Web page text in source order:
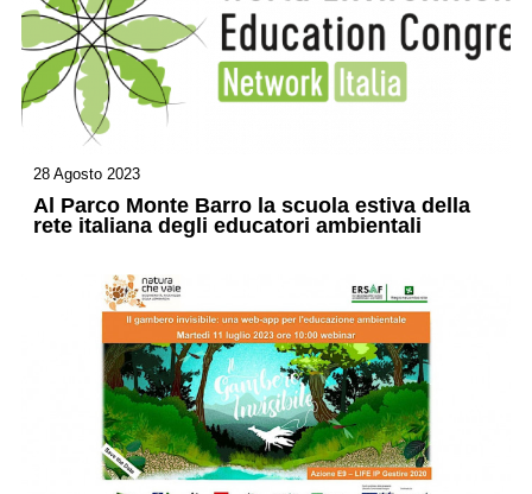
28 Agosto 2023
Al Parco Monte Barro la scuola estiva della
rete italiana degli educatori ambientali